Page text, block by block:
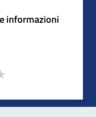
informazioni